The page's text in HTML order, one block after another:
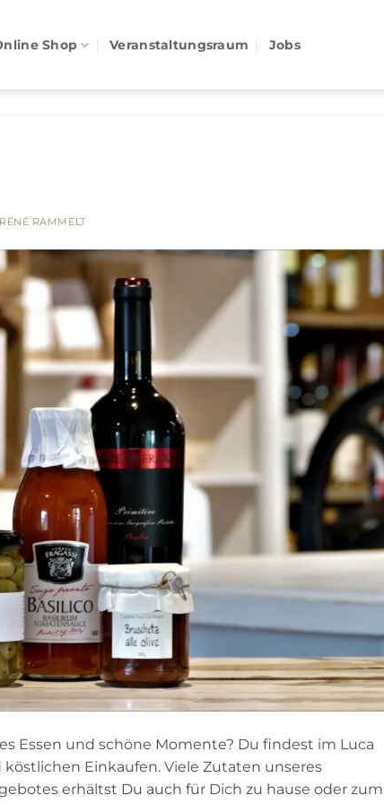
Shop Veranstaltungsraum Jobs
RENÉ RAMMELT
Essen und schöne Momente? Du findest im Luca
Einkaufen. Viele Zutaten unseres
erhältst Du auch für Dich zu hause oder zum